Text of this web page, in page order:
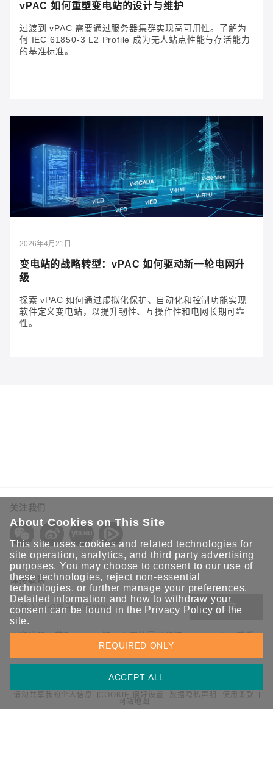
vPAC 如何重塑变电站的设计与维护
过渡到 vPAC 需要通过服务器集群实现高可用性。了解为
何 IEC 61850-3 L2 Profile 成为无人站点性能与存活能力
的基准标准。
2026年7月27日
vPAC 如何重塑变电站的设计与维护
过渡到 vPAC 需要通过服务器集群实现高可用性。了解
为何 IEC 61850-3 L2 Profile 成为无人站点性能与存活
能力的基准标准。
2026年4月21日
变电站的战略转型：vPAC 如何驱动新一轮电网升
级
探索 vPAC 如何通过虚拟化保护、自动化和控制功能实现
软件定义变电站，以提升韧性、互操作性和电网长期可靠
性。
关注我们
保持联系
提交
欢迎注册，获取 Moxa 解决方案的最新资讯。Moxa 充分尊重
您的隐私，绝不会透露您的邮箱信息。
请勿共享我的个人信息 COOKIE 偏好设置 数据隐私声明 使用条款
网站地图
About Cookies on This Site
This site uses cookies and related technologies for
site operation, analytics, and third party advertising
purposes. You may choose to consent to our use of
these technologies, reject non-essential
technologies, or further manage your preferences.
Detailed information and how to withdraw your
consent can be found in the Privacy Policy of the
site.
ACCEPT ALL
REQUIRED ONLY